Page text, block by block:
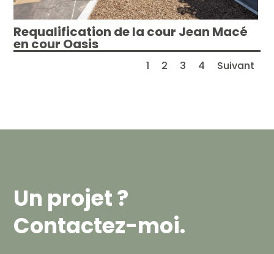
Requalification de la cour Jean Macé
en cour Oasis
1 2 3 4 Suivant
Un projet ?
Contactez-moi.